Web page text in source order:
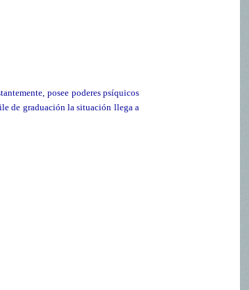
posee poderes psíquicos
de graduación la situación llega a